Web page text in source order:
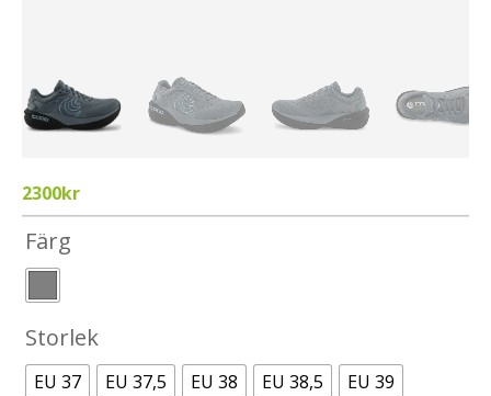
2300kr
Färg
Storlek
EU 37 EU 37,5 EU 38 EU 38,5
EU 39